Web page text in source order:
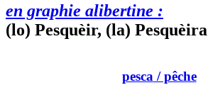
en graphie alibertine :
(lo) Pesquèir, (la) Pesquèira
pesca/ pêche